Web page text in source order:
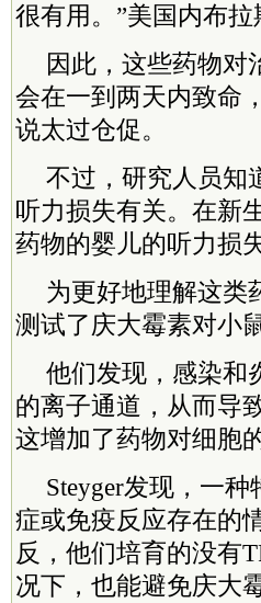
很有用。”美国内布拉
因此，这些药物对
会在一到两天内致命
说太过仓促。
不过，研究人员知
听力损失有关。在新
药物的婴儿的听力损
为更好地理解这类
测试了庆大霉素对小
他们发现，感染和
的离子通道，从而导
这增加了药物对细胞
Steyger发现，一
症或免疫反应存在的
反，他们培育的没有
况下，也能避免庆大